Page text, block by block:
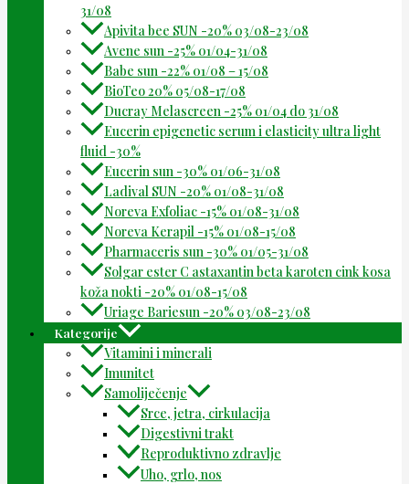
31/08
Apivita bee SUN -20% 03/08-23/08
Avene sun -25% 01/04-31/08
Babe sun -22% 01/08 – 15/08
BioTeo 20% 05/08-17/08
Ducray Melascreen -25% 01/04 do 31/08
Eucerin epigenetic serum i elasticity ultra light
fluid -30%
Eucerin sun -30% 01/06-31/08
Ladival SUN -20% 01/08-31/08
Noreva Exfoliac -15% 01/08-31/08
Noreva Kerapil -15% 01/08-15/08
Pharmaceris sun -30% 01/05-31/08
Solgar ester C astaxantin beta karoten cink kosa
koža nokti -20% 01/08-15/08
Uriage Bariesun -20% 03/08-23/08
Kategorije
Vitamini i minerali
Imunitet
Samoliječenje
Srce, jetra, cirkulacija
Digestivni trakt
Reproduktivno zdravlje
Uho, grlo, nos